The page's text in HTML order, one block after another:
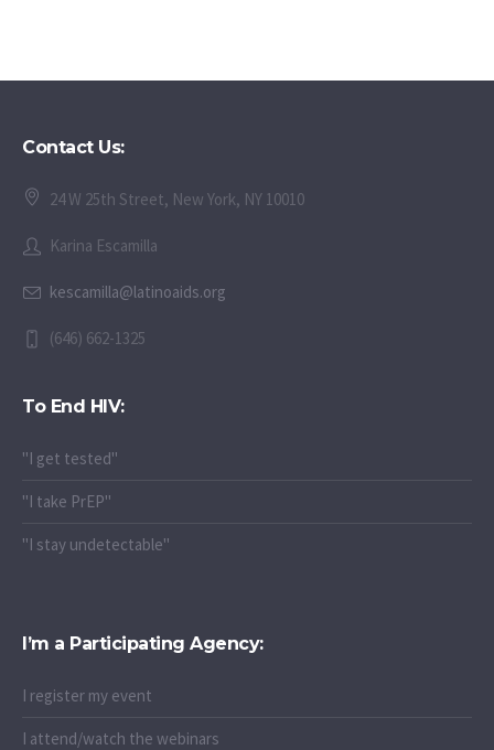
Contact Us:
24 W 25th Street, New York, NY 10010
Karina Escamilla
kescamilla@latinoaids.org
(646) 662-1325
To End HIV:
"I get tested"
"I take PrEP"
"I stay undetectable"
I’m a Participating Agency:
I register my event
I attend/watch the webinars